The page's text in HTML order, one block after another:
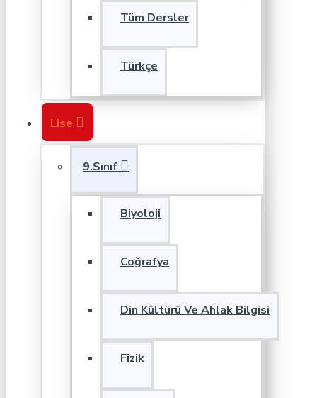
Tüm Dersler
Türkçe
Lise
9.Sınıf
Biyoloji
Coğrafya
Din Kültürü Ve Ahlak Bilgisi
Fizik